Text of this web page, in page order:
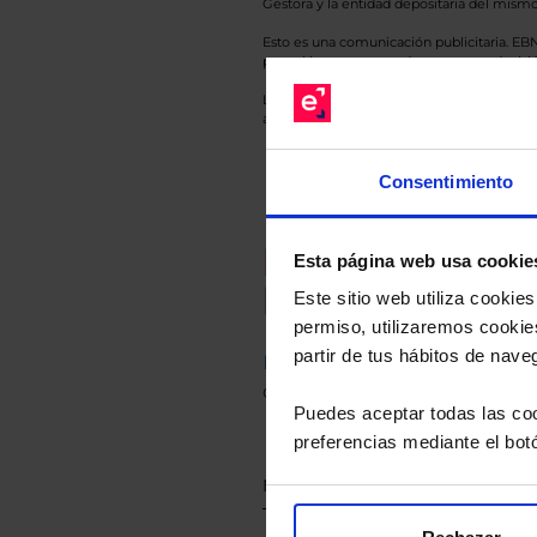
Consentimiento
Esta página web usa
Este sitio web utiliza
permiso, utilizaremos
partir de tus hábitos de
Puedes aceptar todas las
preferencias mediante el
Gestora y la entidad depositaria del
Esto es una comunicación publicitaria.
para el inversor antes de tomar una
Los datos de rentabilidad mostrados
anterior a Valor Liquidativo actual con
Le
Descárguese el archivoe
de sus alternativas de